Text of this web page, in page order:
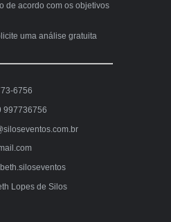
de acordo com os objetivos
uma análise gratuita
6756
997736756
Lopes de Silos